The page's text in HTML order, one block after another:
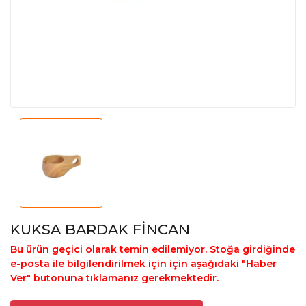
KUKSA BARDAK FİNCAN
Bu ürün geçici olarak temin edilemiyor. Stoğa girdiğinde
e-posta ile bilgilendirilmek için için aşağıdaki "Haber
Ver" butonuna tıklamanız gerekmektedir.